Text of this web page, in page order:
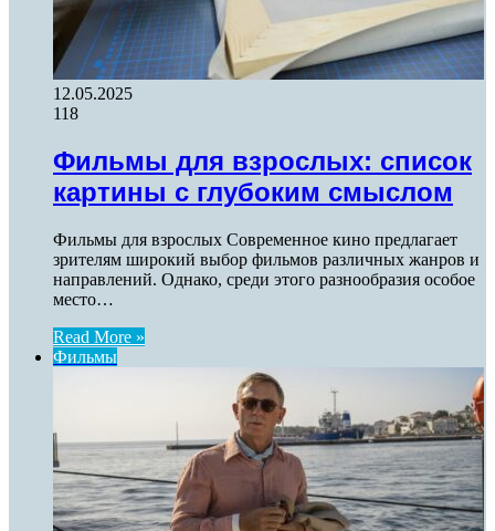
12.05.2025
118
Фильмы для взрослых: список
картины с глубоким смыслом
Фильмы для взрослых Современное кино предлагает
зрителям широкий выбор фильмов различных жанров и
направлений. Однако, среди этого разнообразия особое
место…
Read More »
Фильмы